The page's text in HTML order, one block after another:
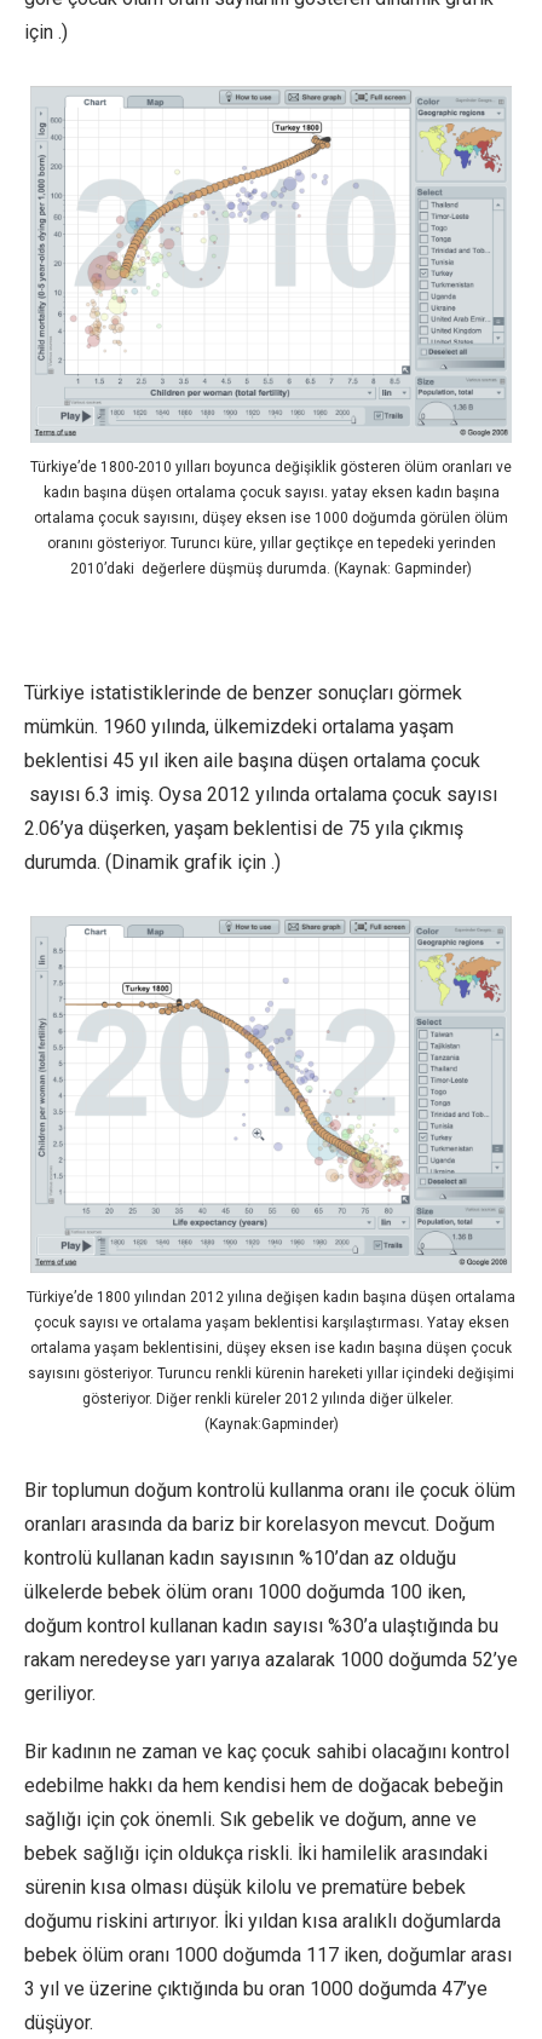
için .)
Türkiye’de 1800-2010 yılları boyunca değişiklik gösteren ölüm oranları ve
kadın başına düşen ortalama çocuk sayısı. yatay eksen kadın başına
ortalama çocuk sayısını, düşey eksen ise 1000 doğumda görülen ölüm
oranını gösteriyor. Turuncı küre, yıllar geçtikçe en tepedeki yerinden
2010’daki değerlere düşmüş durumda. (Kaynak: Gapminder)
Türkiye istatistiklerinde de benzer sonuçları görmek
mümkün. 1960 yılında, ülkemizdeki ortalama yaşam
beklentisi 45 yıl iken aile başına düşen ortalama çocuk
sayısı 6.3 imiş. Oysa 2012 yılında ortalama çocuk sayısı
2.06’ya düşerken, yaşam beklentisi de 75 yıla çıkmış
durumda. (Dinamik grafik için .)
Türkiye’de 1800 yılından 2012 yılına değişen kadın başına düşen ortalama
çocuk sayısı ve ortalama yaşam beklentisi karşılaştırması. Yatay eksen
ortalama yaşam beklentisini, düşey eksen ise kadın başına düşen çocuk
sayısını gösteriyor. Turuncu renkli kürenin hareketi yıllar içindeki değişimi
gösteriyor. Diğer renkli küreler 2012 yılında diğer ülkeler.
(Kaynak:Gapminder)
Bir toplumun doğum kontrolü kullanma oranı ile çocuk ölüm
oranları arasında da bariz bir korelasyon mevcut. Doğum
kontrolü kullanan kadın sayısının %10’dan az olduğu
ülkelerde bebek ölüm oranı 1000 doğumda 100 iken,
doğum kontrol kullanan kadın sayısı %30’a ulaştığında bu
rakam neredeyse yarı yarıya azalarak 1000 doğumda 52’ye
geriliyor.
Bir kadının ne zaman ve kaç çocuk sahibi olacağını kontrol
edebilme hakkı da hem kendisi hem de doğacak bebeğin
sağlığı için çok önemli. Sık gebelik ve doğum, anne ve
bebek sağlığı için oldukça riskli. İki hamilelik arasındaki
sürenin kısa olması düşük kilolu ve prematüre bebek
doğumu riskini artırıyor. İki yıldan kısa aralıklı doğumlarda
bebek ölüm oranı 1000 doğumda 117 iken, doğumlar arası
3 yıl ve üzerine çıktığında bu oran 1000 doğumda 47’ye
düşüyor.